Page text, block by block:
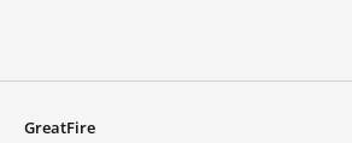
GreatFire